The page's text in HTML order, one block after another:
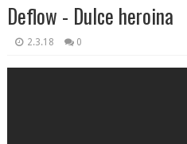
Deflow - Dulce heroina
2.3.18 0